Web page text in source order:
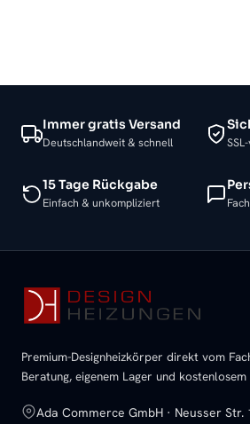
Immer gratis Versand
Deutschlandweit & schnell
15 Tage Rückgabe
Einfach & unkompliziert
Premium-Designheizkörper direkt vom
Beratung, eigenem Lager und
Ada Commerce GmbH · Neusser